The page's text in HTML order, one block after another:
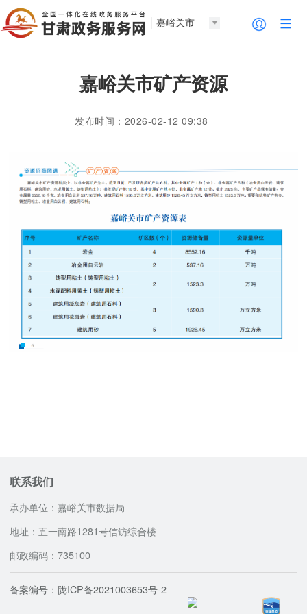
嘉峪关市
嘉峪关市矿产资源
发布时间：2026-02-12 09:38
联系我们
承办单位：嘉峪关市数据局
地址：五一南路1281号信访综合楼
邮政编码：735100
备案编号：陇ICP备2021003653号-2